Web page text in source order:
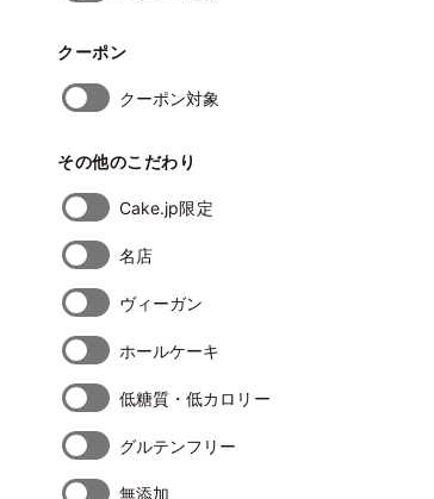
クーポン
クーポン対象
その他のこだわり
Cake.jp限定
名店
ヴィーガン
ホールケーキ
低糖質・低カロリー
グルテンフリー
無添加